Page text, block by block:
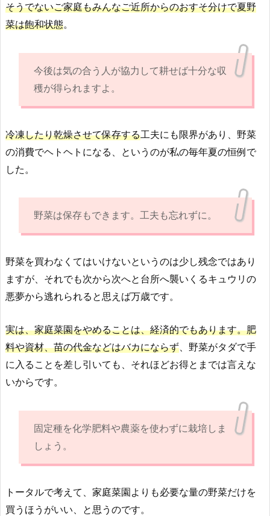
そうでないご家庭もみんなご近所からのおすそ分けで夏野
菜は飽和状態。
今後は気の合う人が協力して耕せば十分な収
穫が得られますよ。
冷凍したり乾燥させて保存する工夫にも限界があり、野菜
の消費でヘトヘトになる、というのが私の毎年夏の恒例で
した。
野菜は保存もできます。工夫も忘れずに。
野菜を買わなくてはいけないというのは少し残念ではあり
ますが、それでも次から次へと台所へ襲いくるキュウリの
悪夢から逃れられると思えば万歳です。
実は、家庭菜園をやめることは、経済的でもあります。肥
料や資材、苗の代金などはバカにならず、野菜がタダで手
に入ることを差し引いても、それほどお得とまでは言えな
いからです。
固定種を化学肥料や農薬を使わずに栽培しま
しょう。
トータルで考えて、家庭菜園よりも必要な量の野菜だけを
買うほうがいい、と思うのです。